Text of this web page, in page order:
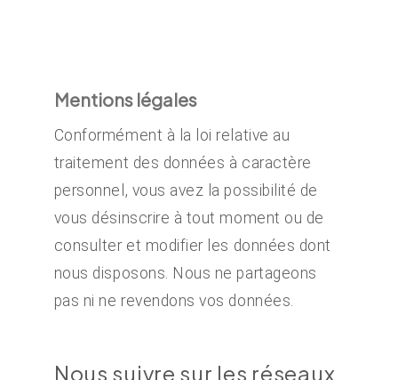
Mentions légales
Conformément à la loi relative au
traitement des données à caractère
personnel, vous avez la possibilité de
vous désinscrire à tout moment ou de
consulter et modifier les données dont
nous disposons. Nous ne partageons
pas ni ne revendons vos données.
Nous suivre sur les réseaux